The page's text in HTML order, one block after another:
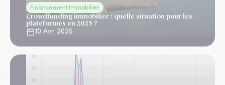
Financement Immobilier
Crowdfunding immobilier : quelle situation pour les
plateformes en 2025 ?
10 Avr. 2025